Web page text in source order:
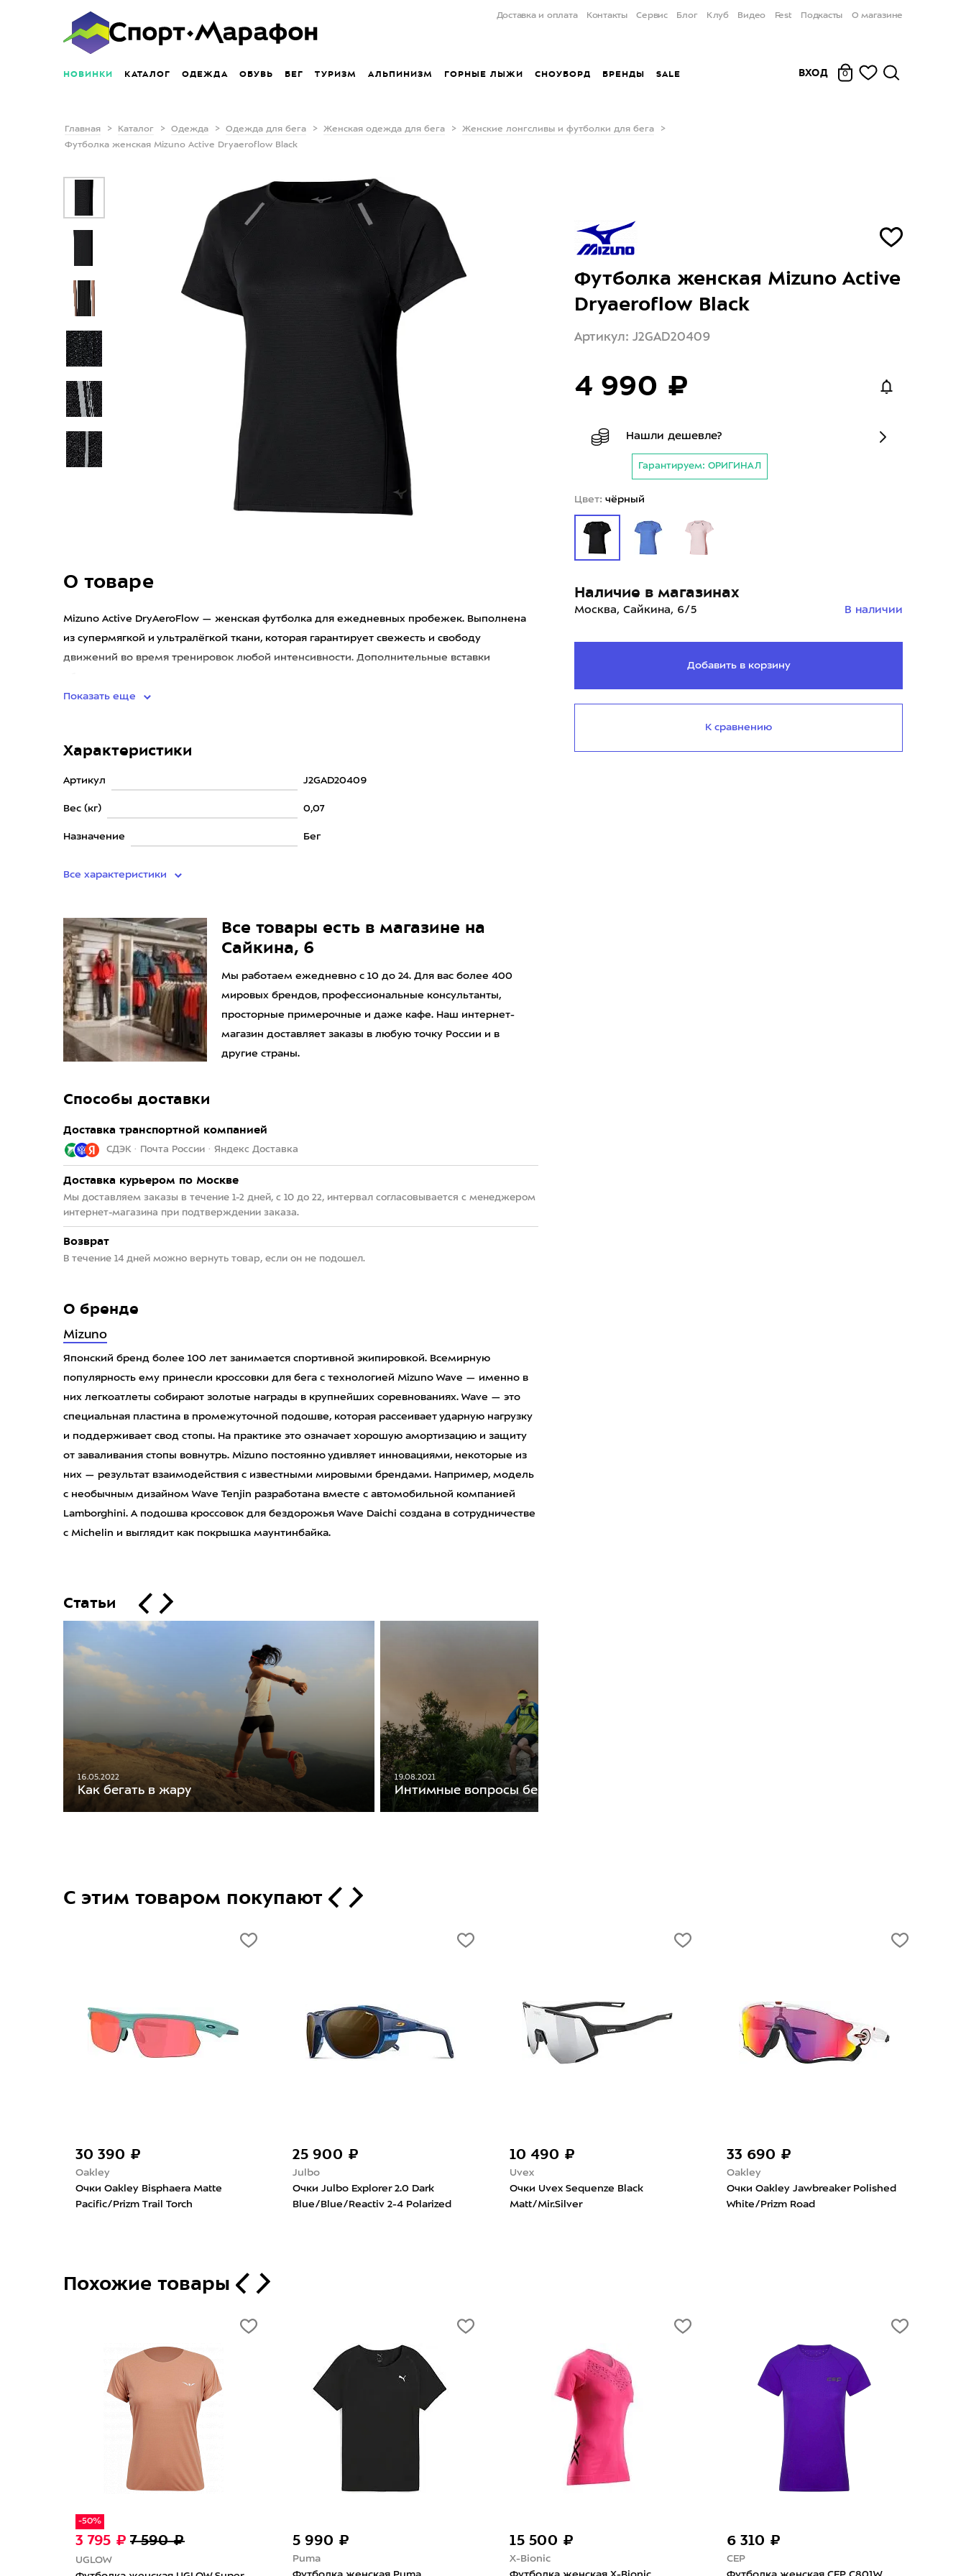
Доставка и оплата Контакты Сервис Блог Клуб Видео Fest Подкасты О магазине
НОВИНКИ КАТАЛОГ ОДЕЖДА ОБУВЬ БЕГ ТУРИЗМ АЛЬПИНИЗМ ГОРНЫЕ ЛЫЖИ СНОУБОРД БРЕНДЫ SALE ВХОД 0
Главная Каталог Одежда Одежда для бега Женская одежда для бега
Женские лонгсливы и футболки для бега
Футболка женская Mizuno Active Dryaeroflow Black
О товаре
Mizuno Active DryAeroFlow — женская футболка для ежедневных пробежек. Выполнена
из супермягкой и ультралёгкой ткани, которая гарантирует свежесть и свободу
движений во время тренировок любой интенсивности. Дополнительные вставки
Показать еще
Характеристики
Артикул J2GAD20409
Вес (кг) 0,07
Назначение Бег
Все характеристики
Все товары есть в магазине на
Сайкина, 6
Мы работаем ежедневно с 10 до 24. Для вас более 400
мировых брендов, профессиональные консультанты,
просторные примерочные и даже кафе. Наш интернет-
магазин доставляет заказы в любую точку России и в
другие страны.
Способы доставки
Доставка транспортной компанией
СДЭК · Почта России · Яндекс Доставка
Доставка курьером по Москве
Мы доставляем заказы в течение 1-2 дней, с 10 до 22, интервал согласовывается с менеджером
интернет-магазина при подтверждении заказа.
Возврат
В течение 14 дней можно вернуть товар, если он не подошел.
О бренде
Mizuno
Японский бренд более 100 лет занимается спортивной экипировкой. Всемирную
популярность ему принесли кроссовки для бега с технологией Mizuno Wave — именно в
них легкоатлеты собирают золотые награды в крупнейших соревнованиях. Wave — это
специальная пластина в промежуточной подошве, которая рассеивает ударную нагрузку
и поддерживает свод стопы. На практике это означает хорошую амортизацию и защиту
от заваливания стопы вовнутрь. Mizuno постоянно удивляет инновациями, некоторые из
них — результат взаимодействия с известными мировыми брендами. Например, модель
с необычным дизайном Wave Tenjin разработана вместе с автомобильной компанией
Lamborghini. А подошва кроссовок для бездорожья Wave Daichi создана в сотрудничестве
с Michelin и выглядит как покрышка маунтинбайка.
Статьи
16.05.2022
Как бегать в жару
19.08.2021
Интимные вопросы бегунов
Футболка женская Mizuno Active
Dryaeroflow Black
Артикул: J2GAD20409
4 990 ₽
Нашли дешевле?
Гарантируем: ОРИГИНАЛ
Цвет: чёрный
Наличие в магазинах
Москва, Сайкина, 6/5 В наличии
Добавить в корзину
К сравнению
С этим товаром покупают
3 790 ₽
Поясная сумка Mizuno Waist Porch
CR Black
6 490 ₽
Шорты женские GRI Старт
Чёрный
22 113 ₽
Очки Oakley Frogskins Range A
Titanium/Prizm Black Polar
5 490 ₽
Шорты женские Mizuno Alpha
Mid Sailor Blue
Похожие товары
4 990 ₽ 4 890 ₽ 4 890 ₽ 4 545 ₽